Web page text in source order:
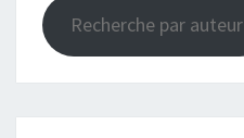
Recherche par auteur